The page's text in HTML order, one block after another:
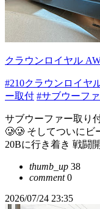
クラウンロイヤル
#210クラウンロイヤ
ー取付 #サブウーフ
サブウーファー取り
🥲🥲 そしてついにビ
20Bに行き着き 戦闘
thumb_up 38
comment0
2026/07/24 23:35